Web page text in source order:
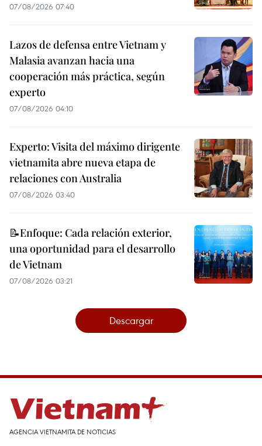
07/08/2026 07:40
Lazos de defensa entre Vietnam y
Malasia avanzan hacia una
cooperación más práctica, según
experto
07/08/2026 04:10
Experto: Visita del máximo dirigente
vietnamita abre nueva etapa de
relaciones con Australia
07/08/2026 03:40
📝Enfoque: Cada relación exterior,
una oportunidad para el desarrollo
de Vietnam
07/08/2026 03:21
Descargar
AGENCIA VIETNAMITA DE NOTICIAS